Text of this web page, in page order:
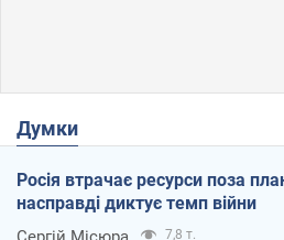
Думки
Росія втрачає ресурси поза
насправді диктує темп війни
7,8 т.